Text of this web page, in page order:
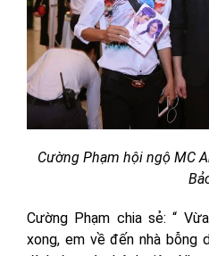
Cường Phạm hội ngộ MC
Cường Phạm chia sẻ: “
xong, em về đến nhà bỗng